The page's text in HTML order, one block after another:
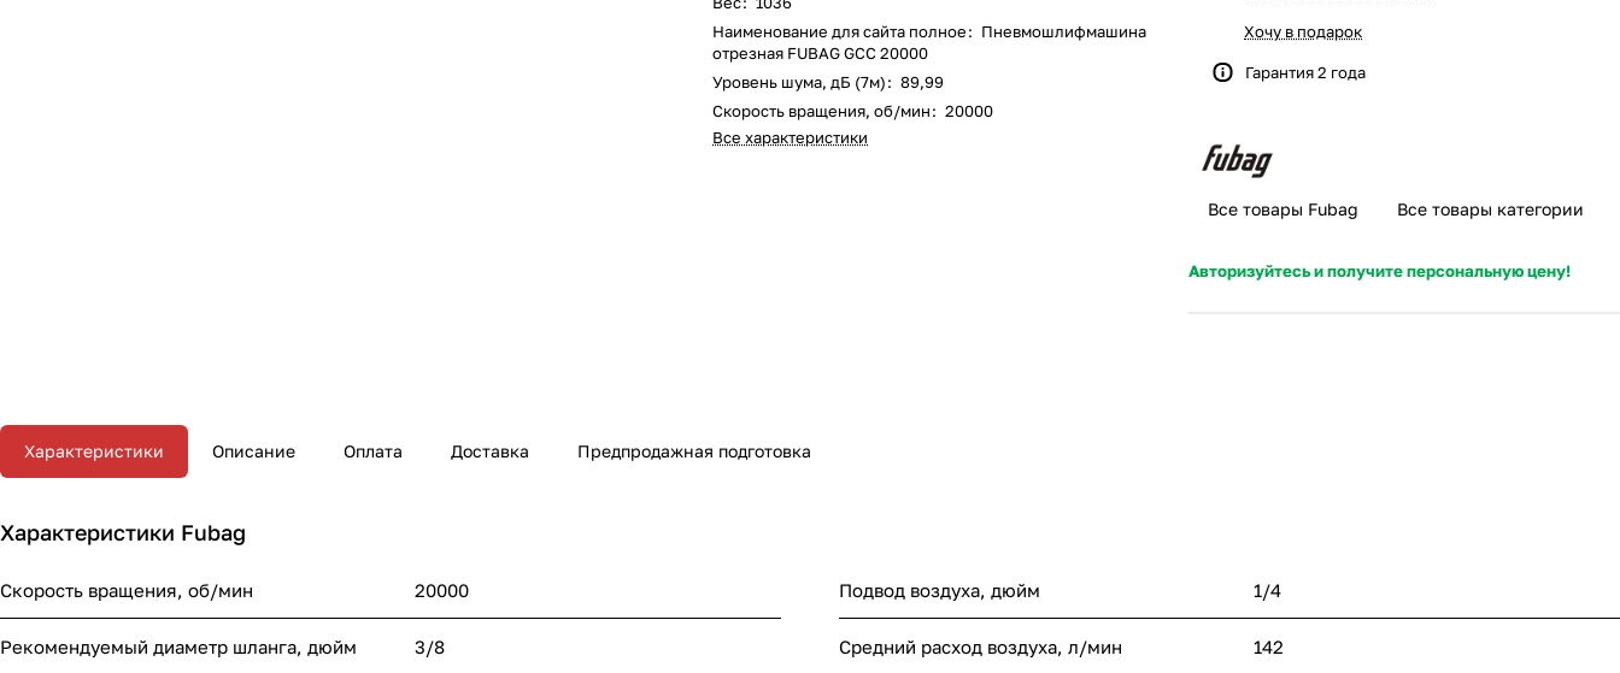
Наименование для сайта полное: Пневмошлифмашина
отрезная FUBAG GСC 20000
Уровень шума, дБ (7м): 89,99
Скорость вращения, об/мин: 20000
Все характеристики
Хочу в подарок
Гарантия 2 года
Все товары Fubag Все товары категории
Авторизуйтесь и получите персональную цену!
Характеристики Описание Оплата Доставка Предпродажная подготовка
Характеристики Fubag
Скорость вращения, об/мин 20000 Подвод воздуха, дюйм 1/4
Рекомендуемый диаметр шланга, дюйм 3/8 Средний расход воздуха, л/мин 142